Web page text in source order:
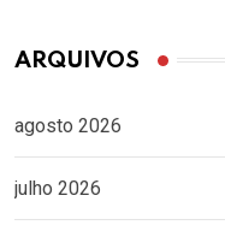
ARQUIVOS
agosto 2026
julho 2026